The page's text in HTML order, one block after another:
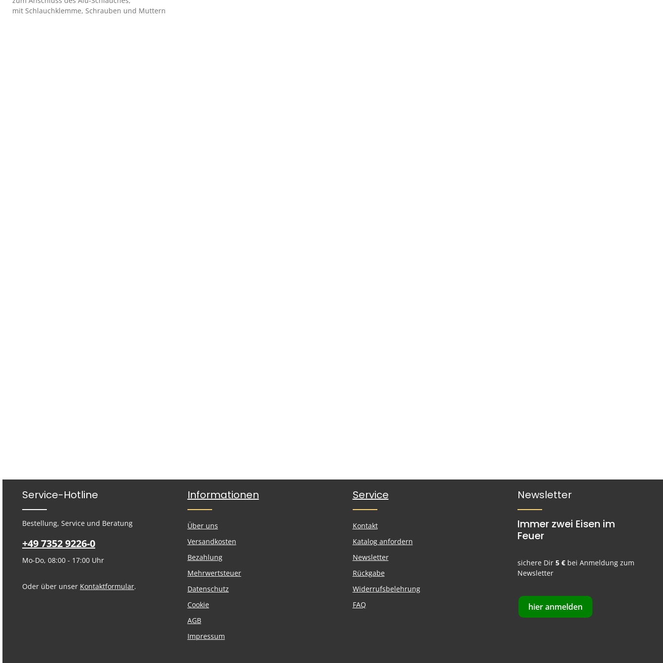
mit Schlauchklemme, Schrauben und Muttern
Service-Hotline
Bestellung, Service und Beratung
+49 7352 9226-0
Mo-Do, 08:00 - 17:00 Uhr
Oder über unser Kontaktformular.
Informationen
Über uns
Versandkosten
Bezahlung
Mehrwertsteuer
Datenschutz
Cookie
AGB
Impressum
Service
Kontakt
Katalog anfordern
Newsletter
Rückgabe
Widerrufsbelehrung
FAQ
Newsletter
Immer zwei Eisen im
Feuer
sichere Dir5 € bei Anmeldung zum
Newsletter
hier anmelden